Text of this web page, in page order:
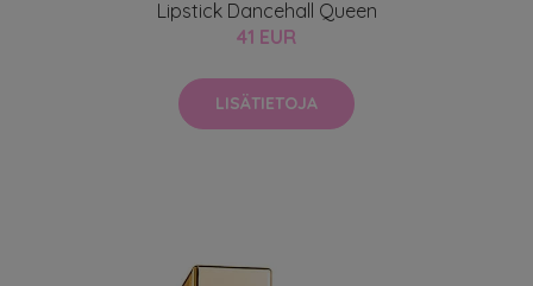
Lipstick Dancehall Queen
41 EUR
LISÄTIETOJA